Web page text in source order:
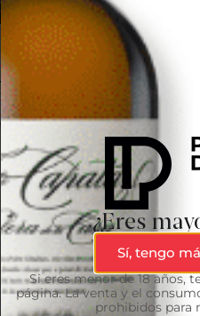
DesarrolladoAdvanze
¿Eres
Sí, tengo
Si eres menor de 18 años,
página. La venta y el
prohibidos para